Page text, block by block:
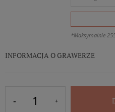
*Maksymalnie
INFORMACJA O GRAWERZE